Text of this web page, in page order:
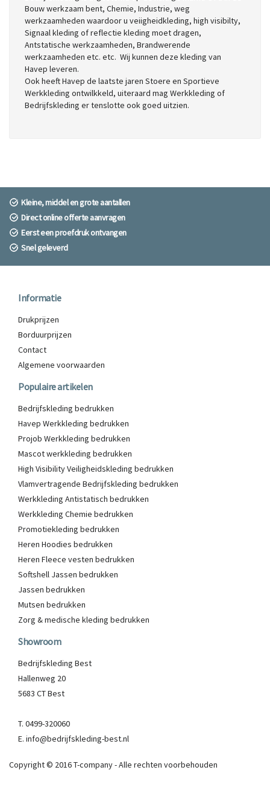
Bouw werkzaam bent, Chemie, Industrie, weg
werkzaamheden waardoor u veiigheidkleding, high visibilty,
Signaal kleding of reflectie kleding moet dragen,
Antstatische werkzaamheden, Brandwerende
werkzaamheden etc. etc. Wij kunnen deze kleding van
Havep leveren.
Ook heeft Havep de laatste jaren Stoere en Sportieve
Werkkleding ontwilkkeld, uiteraard mag Werkkleding of
Bedrijfskleding er tenslotte ook goed uitzien.
Kleine, middel en grote aantallen
Direct online offerte aanvragen
Eerst een proefdruk ontvangen
Snel geleverd
Informatie
Drukprijzen
Borduurprijzen
Contact
Algemene voorwaarden
Populaire artikelen
Bedrijfskleding bedrukken
Havep Werkkleding bedrukken
Projob Werkkleding bedrukken
Mascot werkkleding bedrukken
High Visibility Veiligheidskleding bedrukken
Vlamvertragende Bedrijfskleding bedrukken
Werkkleding Antistatisch bedrukken
Werkkleding Chemie bedrukken
Promotiekleding bedrukken
Heren Hoodies bedrukken
Heren Fleece vesten bedrukken
Softshell Jassen bedrukken
Jassen bedrukken
Mutsen bedrukken
Zorg & medische kleding bedrukken
Showroom
Bedrijfskleding Best
Hallenweg 20
5683 CT Best
T. 0499-320060
E. info@bedrijfskleding-best.nl
Copyright © 2016 T-company - Alle rechten voorbehouden